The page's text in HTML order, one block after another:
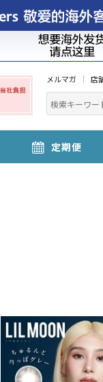
メルマガ 店
定期便